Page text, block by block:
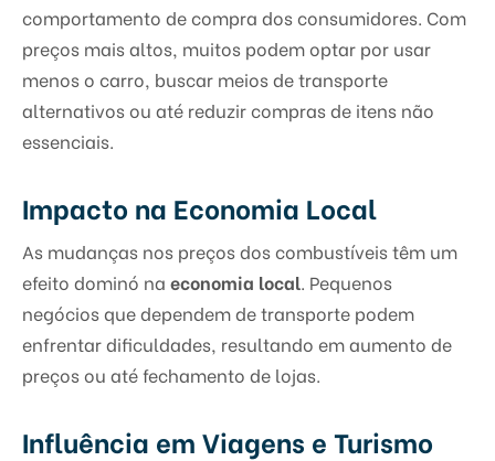
comportamento de compra dos consumidores. Com
preços mais altos, muitos podem optar por usar
menos o carro, buscar meios de transporte
alternativos ou até reduzir compras de itens não
essenciais.
Impacto na Economia Local
As mudanças nos preços dos combustíveis têm um
efeito dominó na economia local. Pequenos
negócios que dependem de transporte podem
enfrentar dificuldades, resultando em aumento de
preços ou até fechamento de lojas.
Influência em Viagens e Turismo